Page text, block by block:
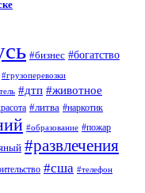
#бизнес #богатство
#грузоперевозки
#дтп #животное
#литва #наркотик
#образование #пожар
#развлечения
#сша #телефон